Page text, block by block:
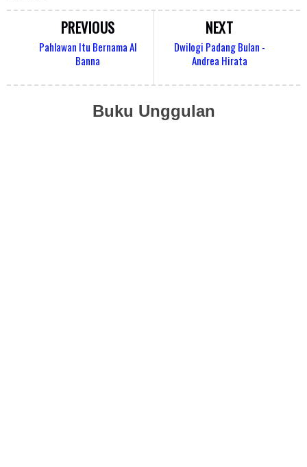
NEXT
Dwilogi Padang Bulan -
Andrea Hirata
PREVIOUS
Pahlawan Itu Bernama Al
Banna
Buku Unggulan